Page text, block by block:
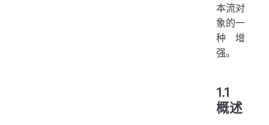
本流对
象的一
种增
强。
1.1
概述